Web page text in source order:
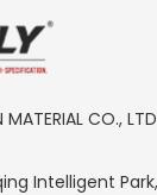
CO.,
Intelligent